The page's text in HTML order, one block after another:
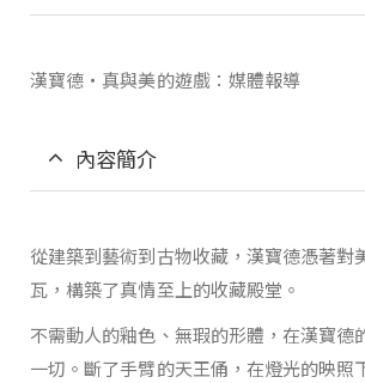
漢寶德‧真與美的遊戲：媒體報導
內容簡介
從建築到藝術到古物收藏，漢寶德憑著對
瓦，構築了真情至上的收藏殿堂。
不需動人的釉色、無瑕的形體，在漢寶德
一切。斷了手臂的天王俑，在燈光的映照